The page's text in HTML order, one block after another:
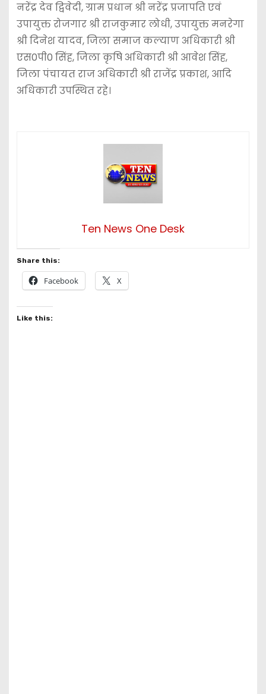
नरेंद्र देव द्विवेदी, ग्राम प्रधान श्री नरेंद्र प्रजापति एवं
उपायुक्त रोजगार श्री राजकुमार लोधी, उपायुक्त मनरेगा
श्री दिनेश यादव, जिला समाज कल्याण अधिकारी श्री
एस0पी0 सिंह, जिला कृषि अधिकारी श्री आवेश सिंह,
जिला पंचायत राज अधिकारी श्री राजेंद्र प्रकाश, आदि
अधिकारी उपस्थित रहे।
Ten News One Desk
Share this:
Facebook X
Like this: